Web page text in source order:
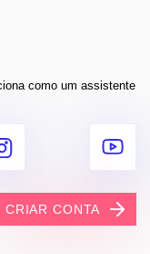
como um assistente
CRIAR CONTA